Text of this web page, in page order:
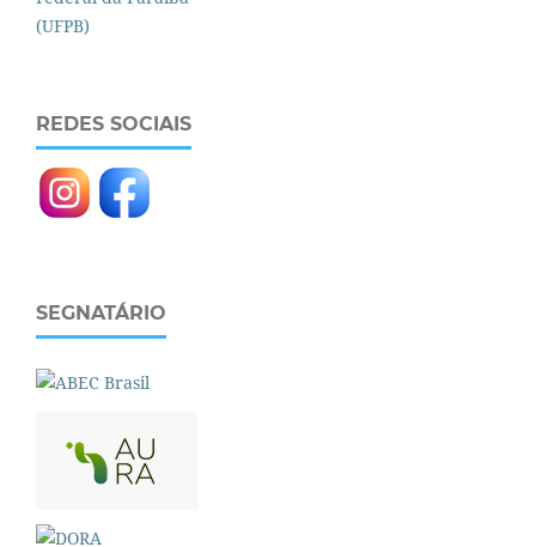
REDES SOCIAIS
SEGNATÁRIO